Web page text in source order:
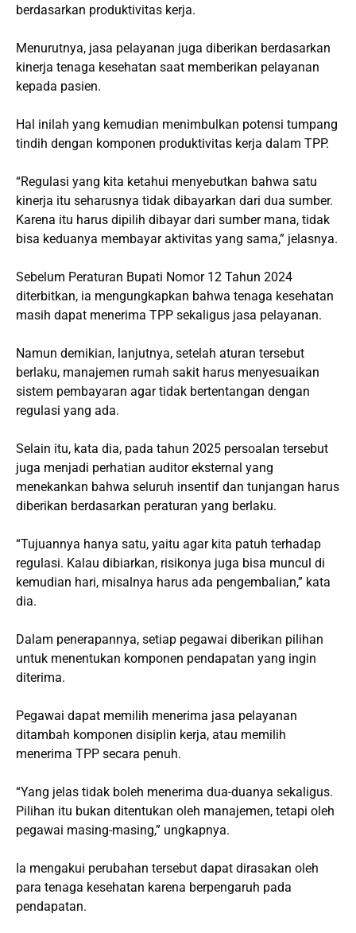
berdasarkan produktivitas kerja.
Menurutnya, jasa pelayanan juga diberikan berdasarkan
kinerja tenaga kesehatan saat memberikan pelayanan
kepada pasien.
Hal inilah yang kemudian menimbulkan potensi tumpang
tindih dengan komponen produktivitas kerja dalam TPP.
“Regulasi yang kita ketahui menyebutkan bahwa satu
kinerja itu seharusnya tidak dibayarkan dari dua sumber.
Karena itu harus dipilih dibayar dari sumber mana, tidak
bisa keduanya membayar aktivitas yang sama,” jelasnya.
Sebelum Peraturan Bupati Nomor 12 Tahun 2024
diterbitkan, ia mengungkapkan bahwa tenaga kesehatan
masih dapat menerima TPP sekaligus jasa pelayanan.
Namun demikian, lanjutnya, setelah aturan tersebut
berlaku, manajemen rumah sakit harus menyesuaikan
sistem pembayaran agar tidak bertentangan dengan
regulasi yang ada.
Selain itu, kata dia, pada tahun 2025 persoalan tersebut
juga menjadi perhatian auditor eksternal yang
menekankan bahwa seluruh insentif dan tunjangan harus
diberikan berdasarkan peraturan yang berlaku.
“Tujuannya hanya satu, yaitu agar kita patuh terhadap
regulasi. Kalau dibiarkan, risikonya juga bisa muncul di
kemudian hari, misalnya harus ada pengembalian,” kata
dia.
Dalam penerapannya, setiap pegawai diberikan pilihan
untuk menentukan komponen pendapatan yang ingin
diterima.
Pegawai dapat memilih menerima jasa pelayanan
ditambah komponen disiplin kerja, atau memilih
menerima TPP secara penuh.
“Yang jelas tidak boleh menerima dua-duanya sekaligus.
Pilihan itu bukan ditentukan oleh manajemen, tetapi oleh
pegawai masing-masing,” ungkapnya.
Ia mengakui perubahan tersebut dapat dirasakan oleh
para tenaga kesehatan karena berpengaruh pada
pendapatan.